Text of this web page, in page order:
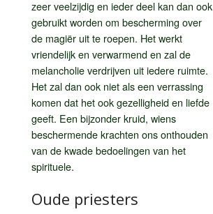
zeer veelzijdig en ieder deel kan dan ook
gebruikt worden om bescherming over
de magiër uit te roepen. Het werkt
vriendelijk en verwarmend en zal de
melancholie verdrijven uit iedere ruimte.
Het zal dan ook niet als een verrassing
komen dat het ook gezelligheid en liefde
geeft. Een bijzonder kruid, wiens
beschermende krachten ons onthouden
van de kwade bedoelingen van het
spirituele.
Oude priesters